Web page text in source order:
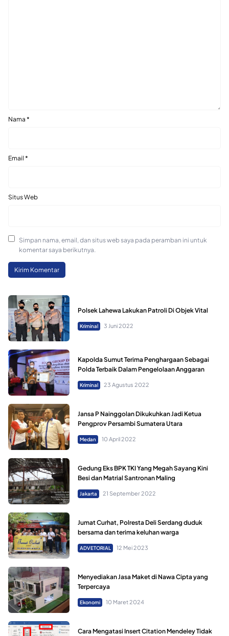
Nama *
Email *
Situs Web
Simpan nama, email, dan situs web saya pada peramban ini untuk
komentar saya berikutnya.
Polsek Lahewa Lakukan Patroli Di Objek Vital
Kriminal 3 Juni 2022
Kapolda Sumut Terima Penghargaan Sebagai
Polda Terbaik Dalam Pengelolaan Anggaran
Kriminal 23 Agustus 2022
Jansa P Nainggolan Dikukuhkan Jadi Ketua
Pengprov Persambi Sumatera Utara
Medan 10 April 2022
Gedung Eks BPK TKI Yang Megah Sayang Kini
Besi dan Matrial Santronan Maling
Jakarta 21 September 2022
Jumat Curhat, Polresta Deli Serdang duduk
bersama dan terima keluhan warga
ADVETORIAL 12 Mei 2023
Menyediakan Jasa Maket di Nawa Cipta yang
Terpercaya
Ekonomi 10 Maret 2024
Cara Mengatasi Insert Citation Mendeley Tidak